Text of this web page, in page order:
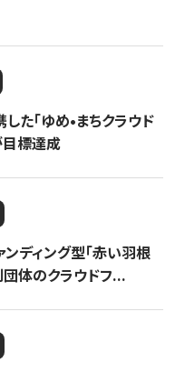
た「ゆめ•まちクラウド
目標達成
ンディング型「赤い羽根
体のクラウドフ...